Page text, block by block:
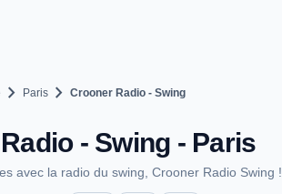
chevron_right Paris chevron_right Crooner Radio - Swing
- Swing - Paris
avec la radio du swing, Crooner Radio Swing !